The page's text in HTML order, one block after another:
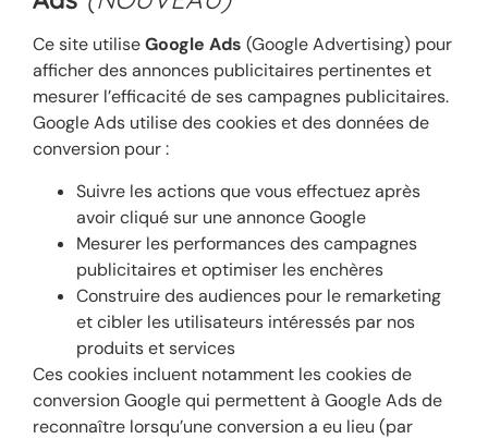
Ce site utiliseGoogle Ads (Google Advertising) pour
afficher des annonces publicitaires pertinentes et
mesurer l’efficacité de ses campagnes publicitaires.
Google Ads utilise des cookies et des données de
conversion pour :
Suivre les actions que vous effectuez après
avoir cliqué sur une annonce Google
Mesurer les performances des campagnes
publicitaires et optimiser les enchères
Construire des audiences pour le remarketing
et cibler les utilisateurs intéressés par nos
produits et services
Ces cookies incluent notamment les cookies de
conversion Google qui permettent à Google Ads de
reconnaître lorsqu’une conversion a eu lieu (par